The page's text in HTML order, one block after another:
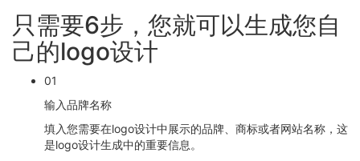
只需要6步，您就可以生成您自
己的logo设计
01
输入品牌名称
填入您需要在logo设计中展示的品牌、商标或者网站名称，这
是logo设计生成中的重要信息。